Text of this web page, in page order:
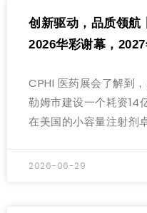
创新驱动，品质领
2026华彩谢幕，
CPHI 医药展会了解到
勒姆市建设一个耗资14
在美国的小容量注射剂
2026-06-29